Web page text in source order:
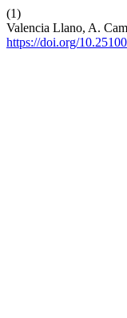
(1)
Valencia Llano, A.
https://doi.org/